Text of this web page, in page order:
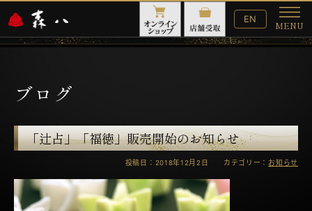
English
Website
EN
MENU
メ
ニ
ブログ
「辻占」「福徳」販売開始のお知らせ
投稿日：2018年12月2日 カテゴリー： お知らせ